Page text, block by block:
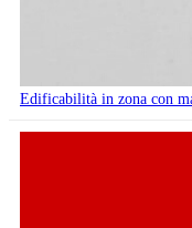
Edificabilità in zona con